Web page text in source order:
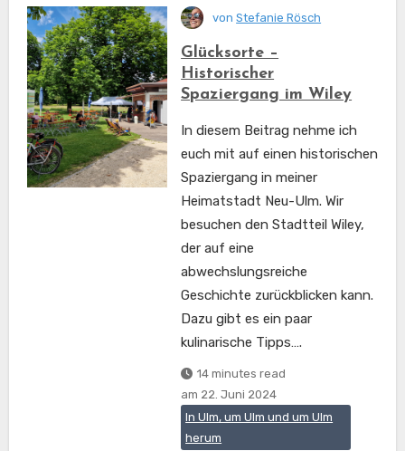
Glücksorte –
Historischer
Spaziergang im Wiley
vonStefanie Rösch
In diesem Beitrag nehme ich
euch mit auf einen historischen
Spaziergang in meiner
Heimatstadt Neu-Ulm. Wir
besuchen den Stadtteil Wiley,
der auf eine
abwechslungsreiche
Geschichte zurückblicken kann.
Dazu gibt es ein paar
kulinarische Tipps….
14 minutes read
am 22. Juni 2024
In Ulm, um Ulm und um Ulm
herum